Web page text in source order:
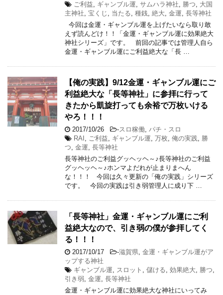
ご利益, ギャンブル運, サムハラ神社, 勝つ, 大国
主神社, 宝くじ , 当たる, 種銭, 絶大, 金運, 長等神社
今回は金運・ギャンブル運を上げたいなら取り敢
えず読んどけ！！「金運・ギャンブル運に効果絶大
神社シリーズ」です。 前回の記事では管理人自ら
金運・ギャンブル運にご利益絶大な「長 …
【俺の実践】9/12金運・ギャンブル運にご
利益絶大な「長等神社」に参拝に行って
きたから凱旋打っても余裕で万枚いける
やろ！！！
2017/10/26 -スロ稼働, パチ・スロ
RAI , ご利益, ギャンブル運, 万枚, 俺の実践, 勝
つ, 金運, 長等神社
長等神社のご利益グッヘッヘ～♪長等神社のご利益
グッヘッヘ～♪ホンマよだれが止まりまへん
な！！！ 今回は久々更新の「俺の実践」シリーズ
です。 今回の実践は引き弱管理人に成り下 …
「長等神社」金運・ギャンブル運にご利
益絶大なので、引き弱の僕が参拝してく
る！！！
2017/10/17 -滋賀県, 金運・ギャンブル運がア
ップする神社
ギャンブル運, スロット , 儲ける, 効果絶大, 勝つ,
引き弱, 金運, 長等神社
金運・ギャンブル運に効果絶大な神社にいってみ